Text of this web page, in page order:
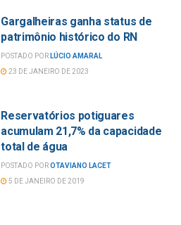
Gargalheiras ganha status de
patrimônio histórico do RN
POSTADO POR LÚCIO AMARAL
23 DE JANEIRO DE 2023
Reservatórios potiguares
acumulam 21,7% da capacidade
total de água
POSTADO POROTAVIANO LACET
5 DE JANEIRO DE 2019